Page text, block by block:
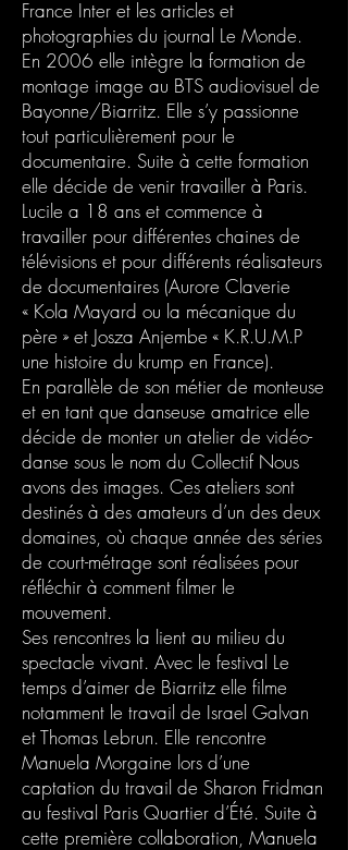
France Inter et les articles et
photographies du journal Le Monde.
En 2006 elle intègre la formation de
montage image au BTS audiovisuel de
Bayonne/Biarritz. Elle s’y passionne
tout particulièrement pour le
documentaire. Suite à cette formation
elle décide de venir travailler à Paris.
Lucile a 18 ans et commence à
travailler pour différentes chaines de
télévisions et pour différents réalisateurs
de documentaires (Aurore Claverie
« Kola Mayard ou la mécanique du
père » et Josza Anjembe « K.R.U.M.P
une histoire du krump en France).
En parallèle de son métier de monteuse
et en tant que danseuse amatrice elle
décide de monter un atelier de vidéo-
danse sous le nom du Collectif Nous
avons des images. Ces ateliers sont
destinés à des amateurs d’un des deux
domaines, où chaque année des séries
de court-métrage sont réalisées pour
réfléchir à comment filmer le
mouvement.
Ses rencontres la lient au milieu du
spectacle vivant. Avec le festival Le
temps d’aimer de Biarritz elle filme
notamment le travail de Israel Galvan
et Thomas Lebrun. Elle rencontre
Manuela Morgaine lors d’une
captation du travail de Sharon Fridman
au festival Paris Quartier d’Été. Suite à
cette première collaboration, Manuela